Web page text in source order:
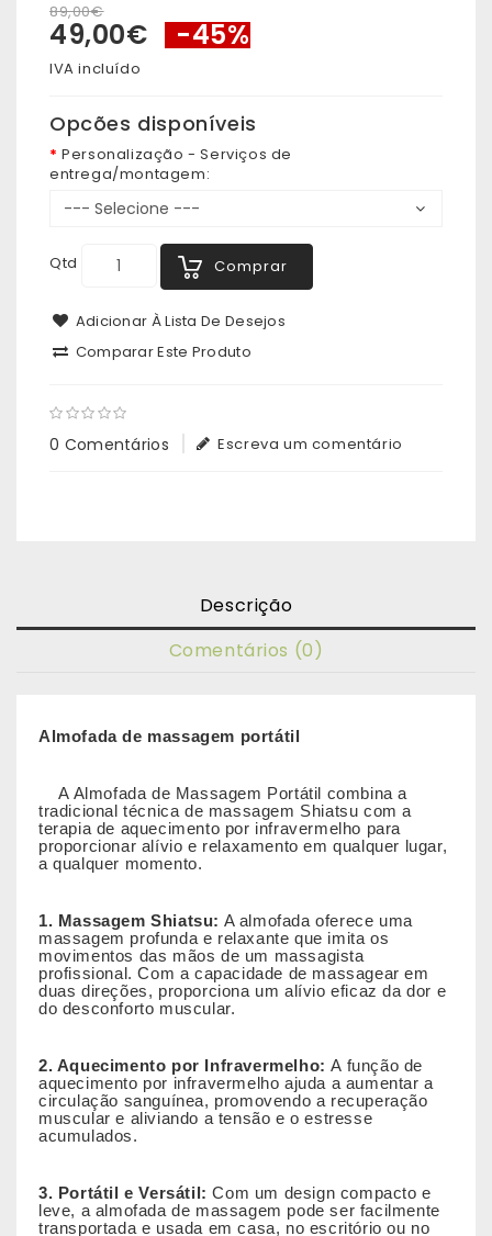
89,00€
49,00€ -45%
IVA incluído
Opcões disponíveis
Personalização - Serviços de
entrega/montagem:
Qtd Comprar
Adicionar À Lista De Desejos
Comparar Este Produto
0 Comentários Escreva um comentário
Descrição
Comentários (0)
Almofada de massagem portátil
A Almofada de Massagem Portátil combina a
tradicional técnica de massagem Shiatsu com a
terapia de aquecimento por infravermelho para
proporcionar alívio e relaxamento em qualquer lugar,
a qualquer momento.
1. Massagem Shiatsu: A almofada oferece uma
massagem profunda e relaxante que imita os
movimentos das mãos de um massagista
profissional. Com a capacidade de massagear em
duas direções, proporciona um alívio eficaz da dor e
do desconforto muscular.
2. Aquecimento por Infravermelho:A função de
aquecimento por infravermelho ajuda a aumentar a
circulação sanguínea, promovendo a recuperação
muscular e aliviando a tensão e o estresse
acumulados.
3. Portátil e Versátil: Com um design compacto e
leve, a almofada de massagem pode ser facilmente
transportada e usada em casa, no escritório ou no